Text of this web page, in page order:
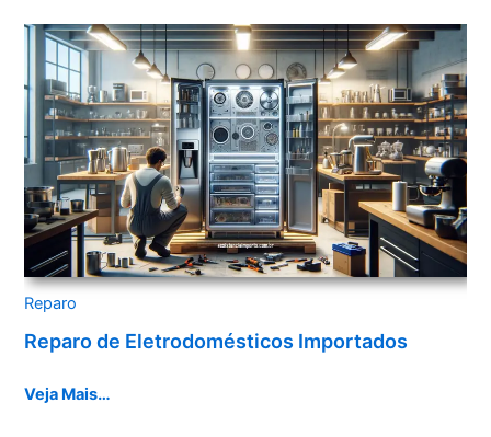
Reparo
Reparo de Eletrodomésticos Importados
Veja Mais…